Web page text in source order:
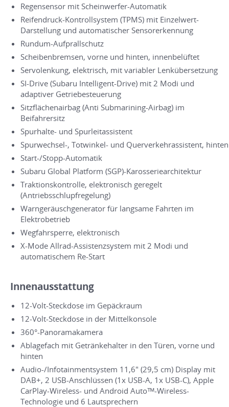
Regensensor mit Scheinwerfer-Automatik
Reifendruck-Kontrollsystem (TPMS) mit Einzelwert-
Darstellung und automatischer Sensorerkennung
Rundum-Aufprallschutz
Scheibenbremsen, vorne und hinten, innenbelüftet
Servolenkung, elektrisch, mit variabler Lenkübersetzung
SI-Drive (Subaru Intelligent-Drive) mit 2 Modi und
adaptiver Getriebesteuerung
Sitzflächenairbag (Anti Submarining-Airbag) im
Beifahrersitz
Spurhalte- und Spurleitassistent
Spurwechsel-, Totwinkel- und Querverkehrassistent, hinten
Start-/Stopp-Automatik
Subaru Global Platform (SGP)-Karosseriearchitektur
Traktionskontrolle, elektronisch geregelt
(Antriebsschlupfregelung)
Warngeräuschgenerator für langsame Fahrten im
Elektrobetrieb
Wegfahrsperre, elektronisch
X-Mode Allrad-Assistenzsystem mit 2 Modi und
automatischem Re-Start
Innenausstattung
12-Volt-Steckdose im Gepäckraum
12-Volt-Steckdose in der Mittelkonsole
360°-Panoramakamera
Ablagefach mit Getränkehalter in den Türen, vorne und
hinten
Audio-/Infotainmentsystem 11,6" (29,5 cm) Display mit
DAB+, 2 USB-Anschlüssen (1x USB-A, 1x USB-C), Apple
CarPlay-Wireless- und Android Autoᵀᴹ-Wireless-
Technologie und 6 Lautsprechern